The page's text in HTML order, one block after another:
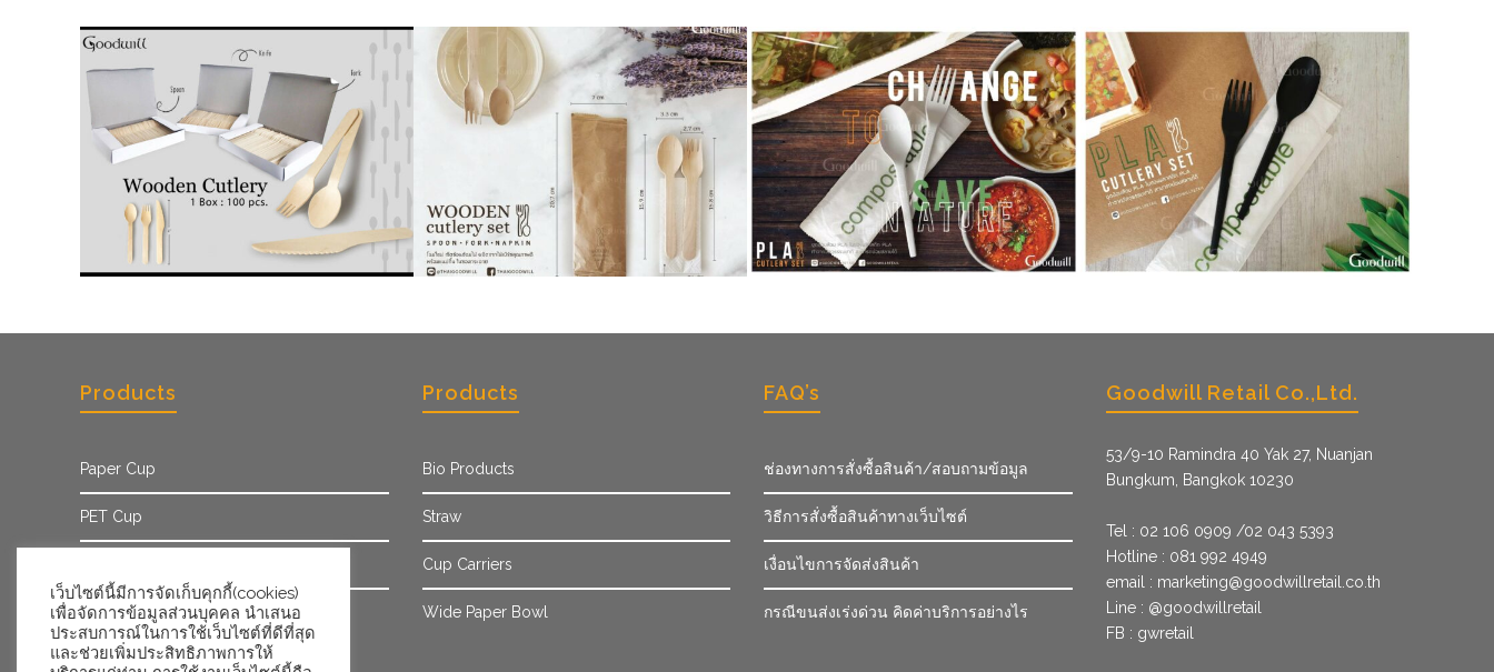
Products
Paper Cup
PET Cup
Ice Cream Cup/Tub
Products
Bio Products
Straw
Cup Carriers
Wide Paper Bowl
FAQ’s
ช่องทางการสั่งซื้อสินค้า/สอบถามข้อมูล
วิธีการสั่งซื้อสินค้าทางเว็บไซต์
เงื่อนไขการจัดส่งสินค้า
กรณีขนส่งเร่งด่วน คิดค่าบริการอย่างไร
Goodwill Retail Co.,Ltd.
53/9­-10 Ramindra 40 Yak 27, Nuanjan
Bungkum, Bangkok 10230
Tel : 02 106 0909 /02 043 5393
Hotline : 081 992 4949
email : marketing@goodwillretail.co.th
Line : @goodwillretail
FB : gwretail
เว็บไซต์นี้มีการจัดเก็บคุกกี้(cookies)
เพื่อจัดการข้อมูลส่วนบุคคล นำเสนอ
ประสบการณ์ในการใช้เว็บไซต์ที่ดีที่สุด
และช่วยเพิ่มประสิทธิภาพการให้